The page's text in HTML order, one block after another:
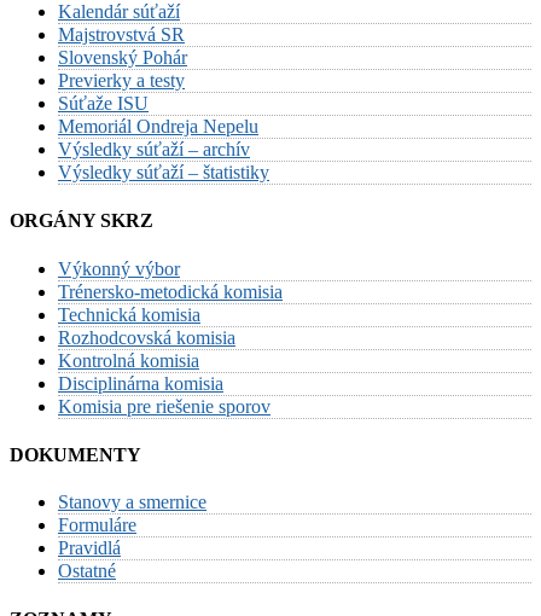
Kalendár súťaží
Majstrovstvá SR
Slovenský Pohár
Previerky a testy
Súťaže ISU
Memoriál Ondreja Nepelu
Výsledky súťaží – archív
Výsledky súťaží – štatistiky
ORGÁNY SKRZ
Výkonný výbor
Trénersko-metodická komisia
Technická komisia
Rozhodcovská komisia
Kontrolná komisia
Disciplinárna komisia
Komisia pre riešenie sporov
DOKUMENTY
Stanovy a smernice
Formuláre
Pravidlá
Ostatné